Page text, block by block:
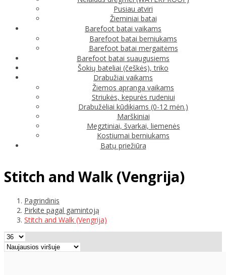
Pusiau atviri
Žieminiai batai
Barefoot batai vaikams
Barefoot batai berniukams
Barefoot batai mergaitėms
Barefoot batai suaugusiems
Šokių bateliai (češkės), triko
Drabužiai vaikams
Žiemos apranga vaikams
Striukės, kepurės rudeniui
Drabužėliai kūdikiams (0-12 mėn.)
Marškiniai
Megztiniai, švarkai, liemenės
Kostiumai berniukams
Batų priežiūra
Stitch and Walk (Vengrija)
Pagrindinis
Pirkite pagal gamintoją
Stitch and Walk (Vengrija)